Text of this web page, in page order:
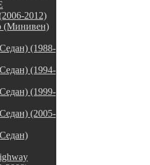
2012)
(Минивен)
(1988-
(1994-
(1999-
(2005-